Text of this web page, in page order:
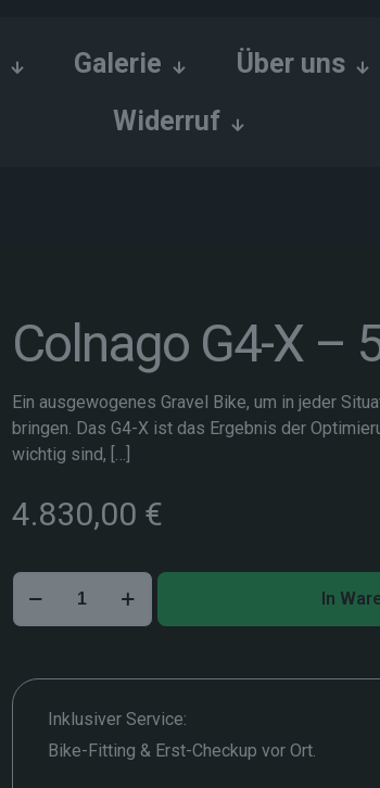
Galerie
Über uns
Widerruf
Colnago G4-X –
Ein ausgewogenes Gravel Bike, um in jeder
bringen. Das G4-X ist das Ergebnis der
wichtig sind, […]
4.830,00 €
Colnago
54
Menge
In
Inklusiver Service:
Bike-Fitting & Erst-Checkup vor Ort.